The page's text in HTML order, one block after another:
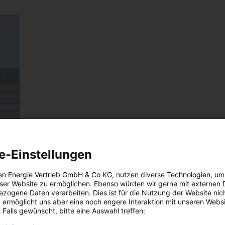
die
Einstellungen
Energie Vertrieb GmbH & Co KG, nutzen diverse Technologien,
Website zu ermöglichen. Ebenso würden wir gerne mit externen
Daten verarbeiten. Dies ist für die Nutzung der Website
ermöglicht uns aber eine noch engere Interaktion mit unseren
Falls gewünscht, bitte eine Auswahl treffen: